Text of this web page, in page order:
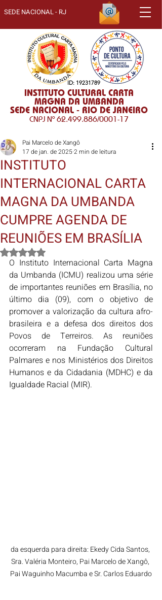
SEDE NACIONAL - RJ
INSTITUTO CULTURAL CARTA
MAGNA DA UMBANDA
SEDE NACIONAL - RIO DE JANEIRO
CNPJ Nº62.499.886/0001-17
ID: 19231789
INSTITUTO
INTERNACIONAL CARTA
MAGNA DA UMBANDA
CUMPRE AGENDA DE
REUNIÕES EM BRASÍLIA
Pai Marcelo de Xangô
17 de jan. de 20252 min de leitura
Avaliado com NaN de 5 estrelas.
O Instituto Internacional Carta Magna
da Umbanda (ICMU) realizou uma série
de importantes reuniões em Brasília, no
último dia (09), com o objetivo de
promover a valorização da cultura afro-
brasileira e a defesa dos direitos dos
Povos de Terreiros. As reuniões
ocorreram na Fundação Cultural
Palmares e nos Ministérios dos Direitos
Humanos e da Cidadania (MDHC) e da
Igualdade Racial (MIR).
da esquerda para direita: Ekedy Cida Santos,
Sra. Valéria Monteiro, Pai Marcelo de Xangô,
Pai Waguinho Macumba e Sr. Carlos Eduardo